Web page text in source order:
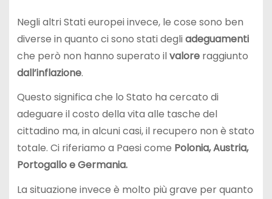
Negli altri Stati europei invece, le cose sono ben
diverse in quanto ci sono stati degliadeguamenti
che però non hanno superato ilvaloreraggiunto
dall’inflazione.
Questo significa che lo Stato ha cercato di
adeguare il costo della vita alle tasche del
cittadino ma, in alcuni casi, il recupero non è stato
totale. Ci riferiamo a Paesi come Polonia, Austria,
Portogallo e Germania.
La situazione invece è molto più grave per quanto